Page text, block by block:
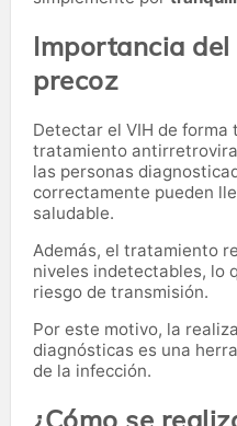
Importancia
precoz
Detectar el VIH de
tratamiento
las personas
correctamente pueden
saludable.
Además, el tratamiento
niveles indetectables, lo
riesgo de transmisión.
Por este motivo, la
diagnósticas es una
de la infección.
¿Cómo se